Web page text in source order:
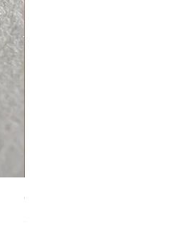
Collier Amour
Prix
58,00 €